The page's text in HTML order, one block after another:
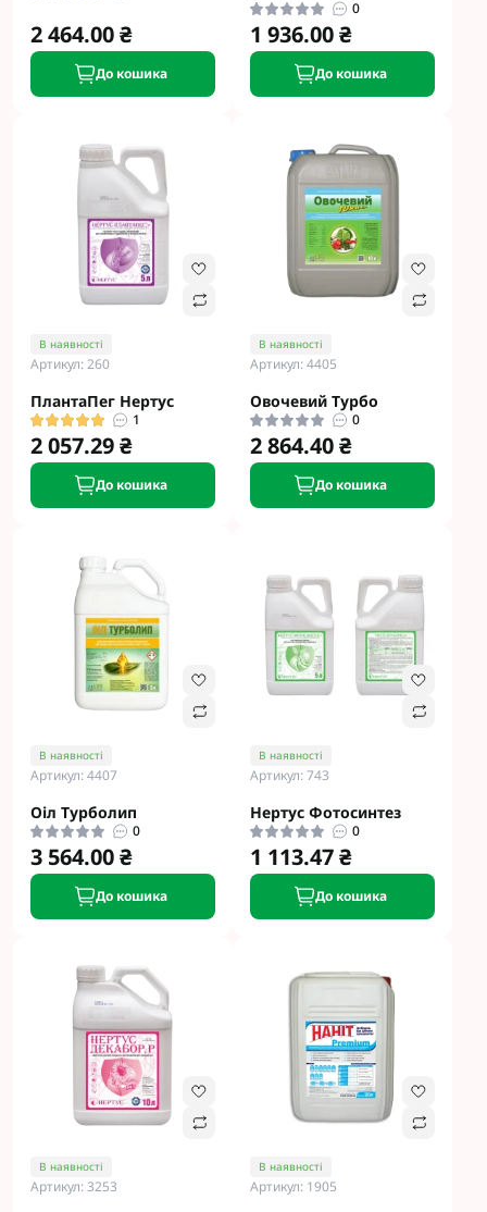
2 464.00 ₴
До кошика
0
1 936.00 ₴
До кошика
В наявності
Артикул: 260
ПлантаПег Нертус
1
2 057.29 ₴
До кошика
В наявності
Артикул: 4405
Овочевий Турбо
0
2 864.40 ₴
До кошика
В наявності
Артикул: 4407
Оіл Турболип
0
3 564.00 ₴
До кошика
В наявності
Артикул: 743
Нертус Фотосинтез
0
1 113.47 ₴
До кошика
В наявності
Артикул: 3253
В наявності
Артикул: 1905